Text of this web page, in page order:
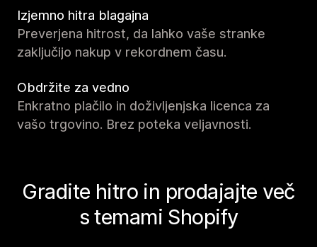
Izjemno hitra blagajna
Preverjena hitrost, da lahko vaše stranke
zaključijo nakup v rekordnem času.
Obdržite za vedno
Enkratno plačilo in doživljenjska licenca za
vašo trgovino. Brez poteka veljavnosti.
Gradite hitro in prodajajte več
s temami Shopify